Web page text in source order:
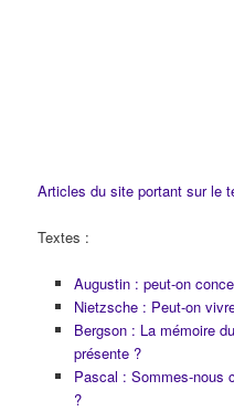
Articles du site portant sur le
Textes :
Augustin : peut-on
Nietzsche : Peut-on
Bergson : La mémoire
présente ?
Pascal : Sommes-nous
?